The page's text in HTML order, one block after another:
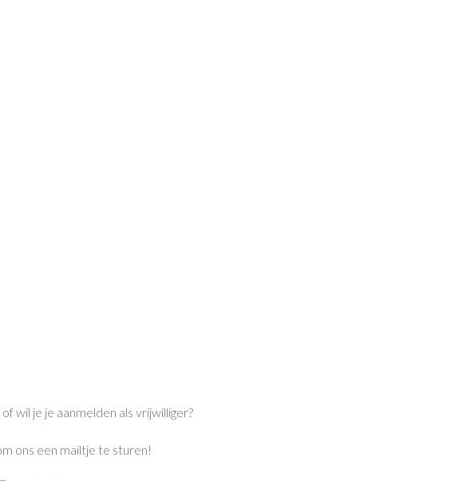
wil je je aanmelden als vrijwilliger?
ons een mailtje te sturen!